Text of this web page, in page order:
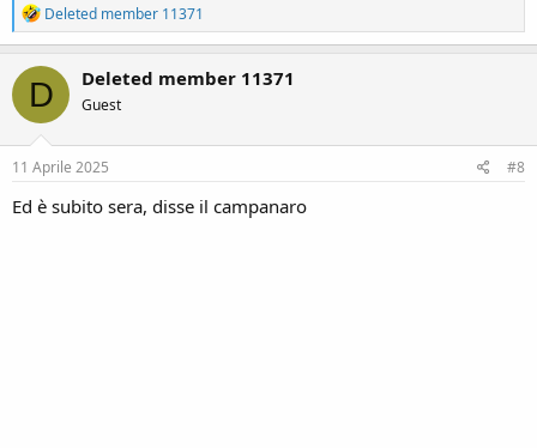
R
e
a
c
t
i
o
n
s
Deleted member 11371
D Deleted member 11371
Guest
11 Aprile 2025 #8
Ed è subito sera, disse il campanaro